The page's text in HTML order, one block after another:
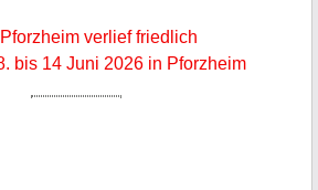
verlief friedlich
bis 14 Juni 2026 in Pforzheim